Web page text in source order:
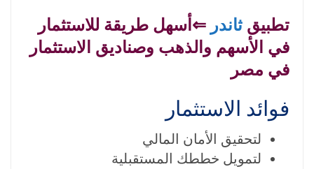
تطبيق ثاندر ⇐أسهل طريقة للاستثمار
في الأسهم والذهب وصناديق الاستثمار
في مصر
فوائد الاستثمار
لتحقيق الأمان المالي
لتمويل خططك المستقبلية